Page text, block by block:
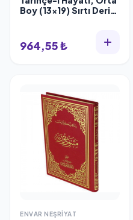
Boy (13x19) Sırtı Deri,
964,55 ₺
ENVAR NEŞRIYAT